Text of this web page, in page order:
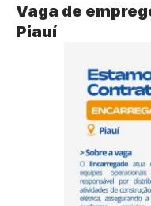
Vaga de
Piauí